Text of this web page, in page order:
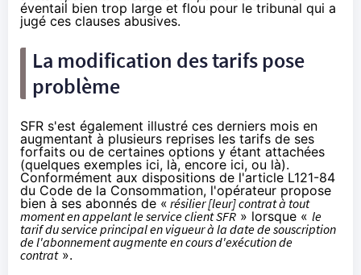
éventail bien trop large et flou pour le tribunal qui a
jugé ces clauses abusives.
La modification des tarifs pose
problème
SFR s'est également illustré ces derniers mois en
augmentant à plusieurs reprises les tarifs de ses
forfaits ou de certaines options y étant attachées
(quelques exemples ici, là, encore ici, ou là).
Conformément aux dispositions de l'article L121-84
du Code de la Consommation, l'opérateur propose
bien à ses abonnés de « résilier [leur] contrat à tout
moment en appelant le service clientSFR » lorsque « le
tarif du service principal en vigueur à la date de souscription
de l'abonnement augmente en coursd'exécutionde
contrat».